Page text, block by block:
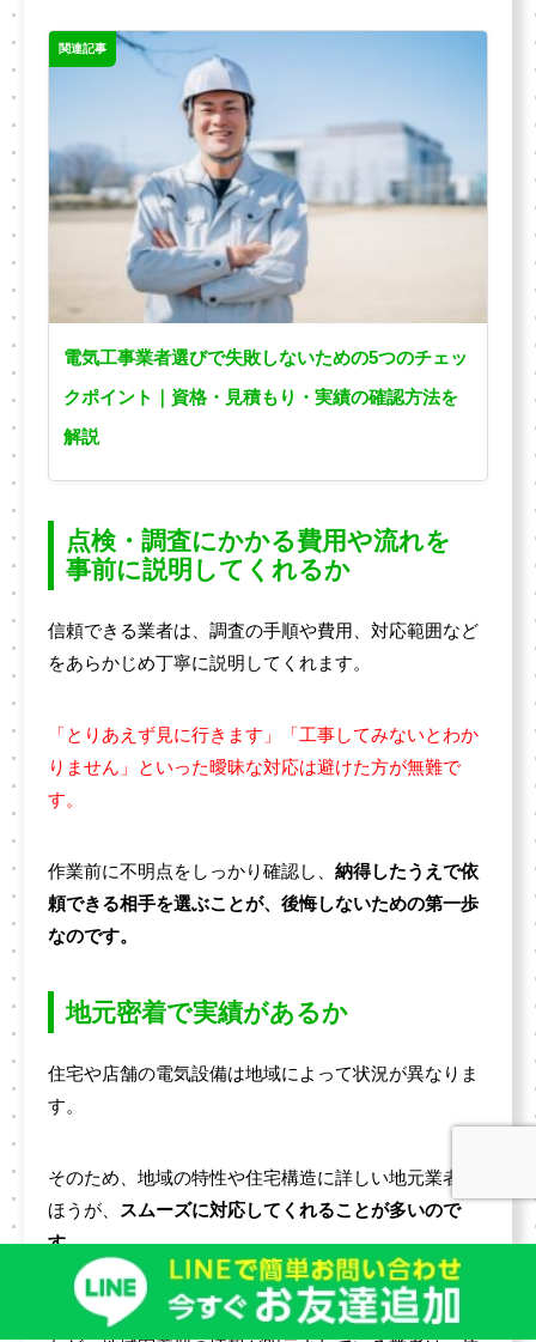
関連記事
電気工事業者選びで失敗しないための5つのチェッ
クポイント｜資格・見積もり・実績の確認方法を
解説
点検・調査にかかる費用や流れを
事前に説明してくれるか
信頼できる業者は、調査の手順や費用、対応範囲など
をあらかじめ丁寧に説明してくれます。
「とりあえず見に行きます」「工事してみないとわか
りません」といった曖昧な対応は避けた方が無難で
す。
作業前に不明点をしっかり確認し、 納得したうえで依
頼できる相手を選ぶことが、後悔しないための第一歩
なのです。
地元密着で実績があるか
住宅や店舗の電気設備は地域によって状況が異なりま
す。
そのため、地域の特性や住宅構造に詳しい地元業者の
ほうが、
スムーズに対応してくれることが多いので
す。
「実績●件以上」「創業●年」「〇〇市内の施工多数」